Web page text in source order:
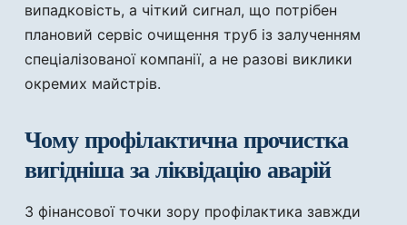
випадковість, а чіткий сигнал, що потрібен
плановий сервіс очищення труб із залученням
спеціалізованої компанії, а не разові виклики
окремих майстрів.
Чому профілактична прочистка
вигідніша за ліквідацію аварій
З фінансової точки зору профілактика завжди